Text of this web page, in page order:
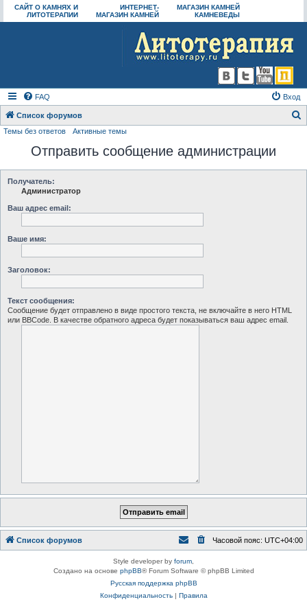
САЙТ О КАМНЯХ И
ЛИТОТЕРАПИИ
ИНТЕРНЕТ-
МАГАЗИН КАМНЕЙ
МАГАЗИН КАМНЕЙ
КАМНЕВЕДЫ
FAQ Вход
Список форумов
Темы без ответов Активные темы
Отправить сообщение администрации
Получатель:
Администратор
Ваш адрес email:
Ваше имя:
Заголовок:
Текст сообщения:
Сообщение будет отправлено в виде простого текста, не включайте в него HTML
или BBCode. В качестве обратного адреса будет показываться ваш адрес email.
Список форумов Часовой пояс: UTC+04:00
Style developer by forum
Создано на основе phpBB® Forum Software © phpBB Limited
Русская поддержка phpBB
Конфиденциальность| Правила